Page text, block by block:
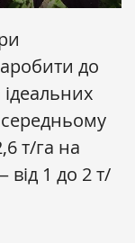
до
т/га на
від 1 до 2 т/